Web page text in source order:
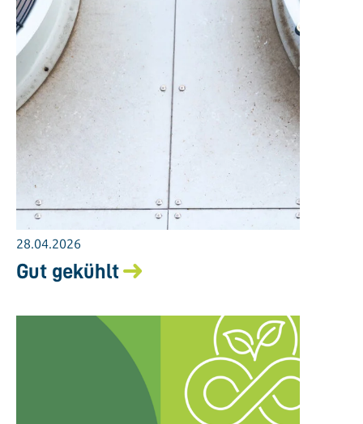
28.04.2026
Gut gekühlt